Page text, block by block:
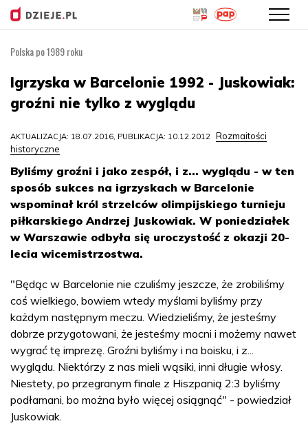
treści
Polska po 1989 roku
Igrzyska w Barcelonie 1992 - Juskowiak:
groźni nie tylko z wyglądu
AKTUALIZACJA: 18.07.2016, PUBLIKACJA: 10.12.2012 Rozmaitości
historyczne
Byliśmy groźni i jako zespół, i z... wyglądu - w ten
sposób sukces na igrzyskach w Barcelonie
wspominał król strzelców olimpijskiego turnieju
piłkarskiego Andrzej Juskowiak. W poniedziałek
w Warszawie odbyła się uroczystość z okazji 20-
lecia wicemistrzostwa.
"Będąc w Barcelonie nie czuliśmy jeszcze, że zrobiliśmy
coś wielkiego, bowiem wtedy myślami byliśmy przy
każdym następnym meczu. Wiedzieliśmy, że jesteśmy
dobrze przygotowani, że jesteśmy mocni i możemy nawet
wygrać tę imprezę. Groźni byliśmy i na boisku, i z...
wyglądu. Niektórzy z nas mieli wąsiki, inni długie włosy.
Niestety, po przegranym finale z Hiszpanią 2:3 byliśmy
podłamani, bo można było więcej osiągnąć" - powiedział
Juskowiak.